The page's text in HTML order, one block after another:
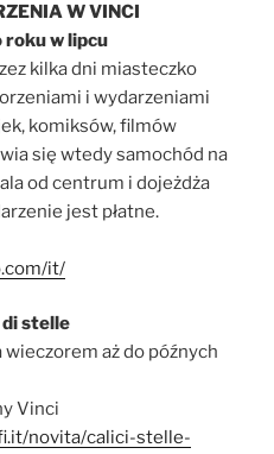
W VINCI
roku w lipcu
kilka dni miasteczko
i wydarzeniami
komiksów, filmów
się wtedy samochód na
od centrum i dojeżdża
jest płatne.
it/
di stelle
aż do późnych
Vinci
novita/calici-stelle-